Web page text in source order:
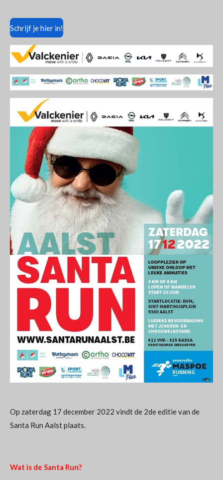
Schrijf je hier in!
Op zaterdag 17 december 2022 vindt de 2de editie van de
Santa Run Aalst plaats.
Wat is de Santa Run?